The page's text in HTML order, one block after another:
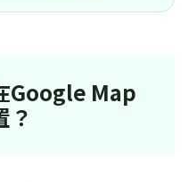
Google Map
？